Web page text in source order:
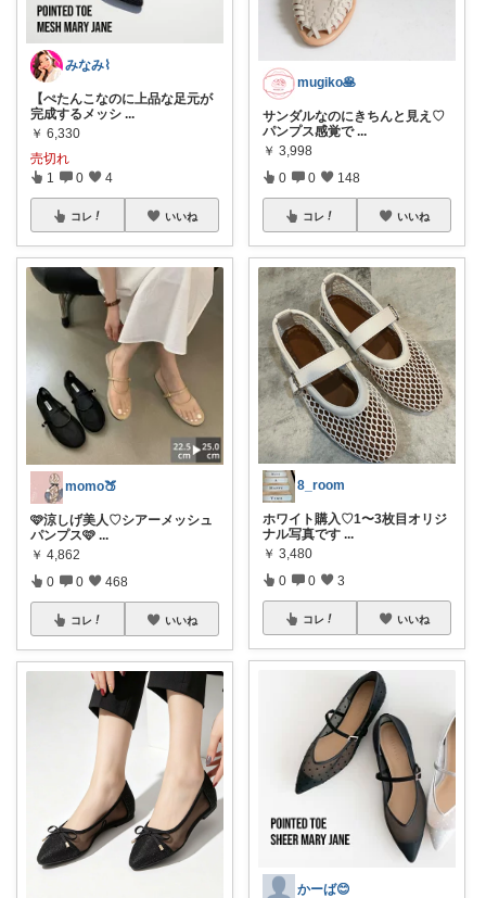
みなみ⌇
【ぺたんこなのに上品な足元が
完成するメッシ ...
￥ 6,330
売切れ
1 0 4
コレ いいね
momo🍑
🩷涼しげ美人♡シアーメッシュ
パンプス🩷 ...
￥ 4,862
0 0 468
コレ いいね
mugiko🥞
サンダルなのにきちんと見え♡
パンプス感覚で ...
￥ 3,998
0 0 148
コレ いいね
8_room
ホワイト購入♡1〜3枚目オリジ
ナル写真です ...
￥ 3,480
0 0 3
コレ いいね
かーば😊